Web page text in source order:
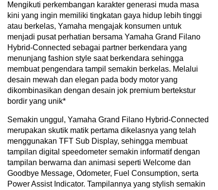
Mengikuti perkembangan karakter generasi muda masa
kini yang ingin memiliki tingkatan gaya hidup lebih tinggi
atau berkelas, Yamaha mengajak konsumen untuk
menjadi pusat perhatian bersama Yamaha Grand Filano
Hybrid-Connected sebagai partner berkendara yang
menunjang fashion style saat berkendara sehingga
membuat pengendara tampil semakin berkelas. Melalui
desain mewah dan elegan pada body motor yang
dikombinasikan dengan desain jok premium bertekstur
bordir yang unik*
Semakin unggul, Yamaha Grand Filano Hybrid-Connected
merupakan skutik matik pertama dikelasnya yang telah
menggunakan TFT Sub Display, sehingga membuat
tampilan digital speedometer semakin informatif dengan
tampilan berwarna dan animasi seperti Welcome dan
Goodbye Message, Odometer, Fuel Consumption, serta
Power Assist Indicator. Tampilannya yang stylish semakin